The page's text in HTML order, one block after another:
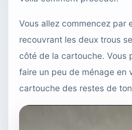
Vous allez commencez par
recouvrant les deux trous
côté de la cartouche. Vous
faire un peu de ménage en
cartouche des restes de